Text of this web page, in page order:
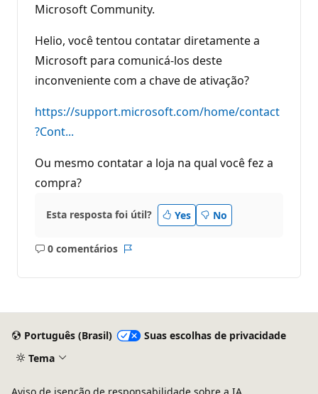
Microsoft Community.
Helio, você tentou contatar diretamente a
Microsoft para comunicá-los deste
inconveniente com a chave de ativação?
https://support.microsoft.com/home/contact
?Cont...
Ou mesmo contatar a loja na qual você fez a
compra?
Esta resposta foi útil? Yes No
0 comentários
Sem
Português (Brasil)
Suas escolhas de privacidade
Tema